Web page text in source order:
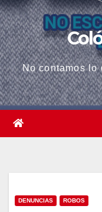
No contamos lo
DENUNCIAS ROBOS